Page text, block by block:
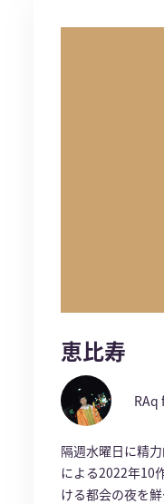
恵比寿
RAq
隔週水曜日に精
による2022年10
ける都会の夜を